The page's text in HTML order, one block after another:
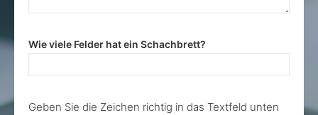
Wie viele Felder hat ein Schachbrett?
Geben Sie die Zeichen richtig in das Textfeld unten